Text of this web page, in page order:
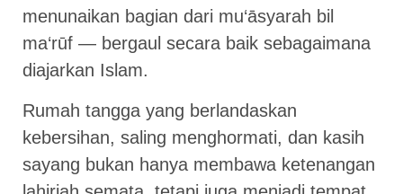
menunaikan bagian dari mu‘āsyarah bil
ma‘rūf — bergaul secara baik sebagaimana
diajarkan Islam.
Rumah tangga yang berlandaskan
kebersihan, saling menghormati, dan kasih
sayang bukan hanya membawa ketenangan